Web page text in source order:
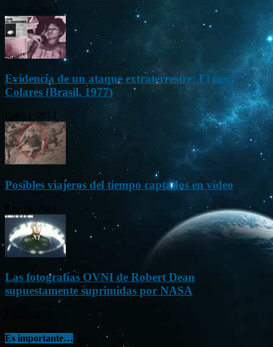
Nov 26, 2012
Evidencia de un ataque extraterrestre: El caso
Colares (Brasil, 1977)
Ene 21, 2012
Posibles viajeros del tiempo captados en vídeo
Las fotografías OVNI de Robert Dean
supuestamente suprimidas por NASA
Es importante…